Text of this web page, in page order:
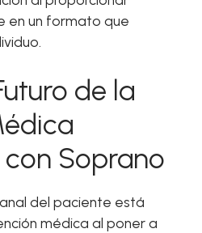
en un formato que
de la
Soprano
del paciente está
médica al poner a